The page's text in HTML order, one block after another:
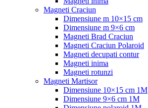
Magneti Craciun
Dimensiune m 10×15 cm
Dimensiune m 9×6 cm
Magneti Brad Craciun
Magneti Craciun Polaroid
Magneti decupati contur
Magneti inima
Magneti rotunzi
Magneti Martisor
Dimensiune 10×15 cm 1M
Dimensiune 9×6 cm 1M